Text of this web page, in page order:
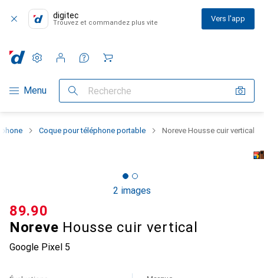
digitec
Trouvez et commandez plus vite Vers l'app
Navigation par catégorie
Menu Recherche
Paramètres
Compte client
Listes de comparaison
Listes d'envies
Panier
Coque pour téléphone portable Noreve Housse cuir vertical
2 images
Noreve Housse cuir vertical
Google Pixel 5
CHF
89.90